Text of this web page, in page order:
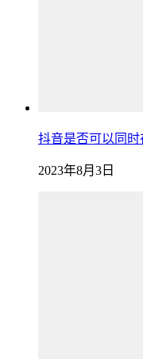
抖音是否可以同时
2023年8月3日